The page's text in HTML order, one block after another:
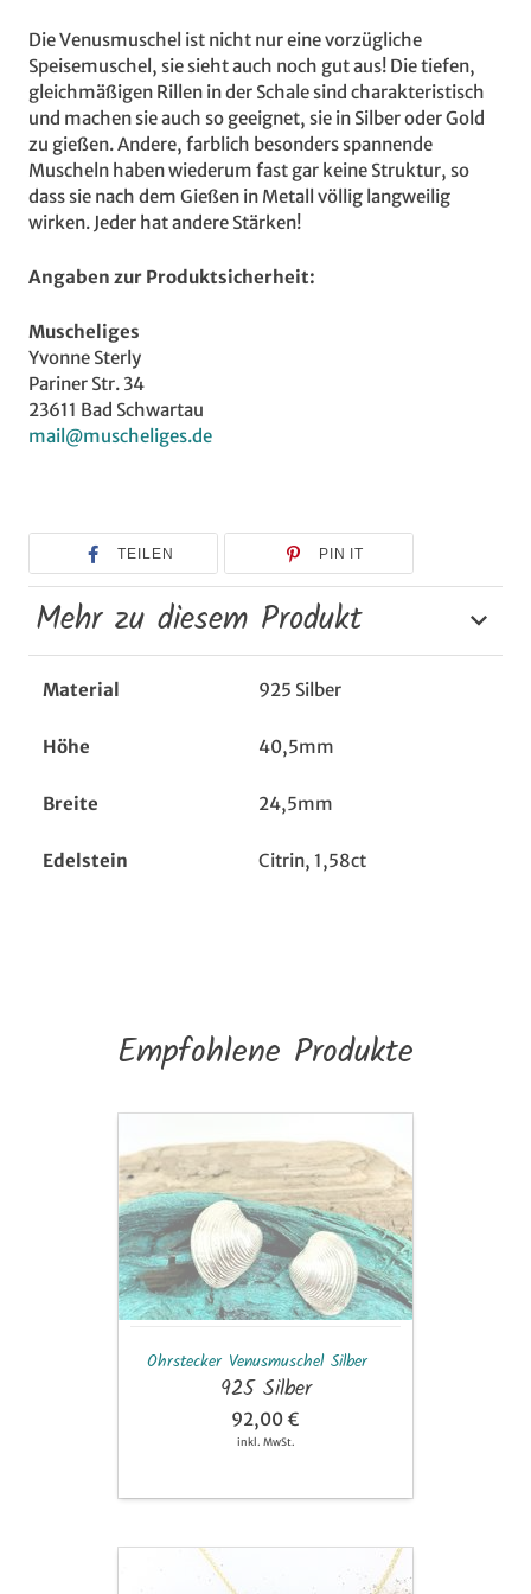
Die Venusmuschel ist nicht nur eine vorzügliche
Speisemuschel, sie sieht auch noch gut aus! Die tiefen,
gleichmäßigen Rillen in der Schale sind charakteristisch
und machen sie auch so geeignet, sie in Silber oder Gold
zu gießen. Andere, farblich besonders spannende
Muscheln haben wiederum fast gar keine Struktur, so
dass sie nach dem Gießen in Metall völlig langweilig
wirken. Jeder hat andere Stärken!
Angaben zur Produktsicherheit:
Muscheliges
Yvonne Sterly
Pariner Str. 34
23611 Bad Schwartau
mail@muscheliges.de
TEILEN PIN IT
Mehr zu diesem Produkt
Material 925 Silber
Höhe 40,5mm
Breite 24,5mm
Edelstein Citrin, 1,58ct
Empfohlene Produkte
Ohrstecker
Venusmuschel
Silber
Ohrstecker Venusmuschel Silber
925 Silber
92,00 €
inkl. MwSt.
Anhänger